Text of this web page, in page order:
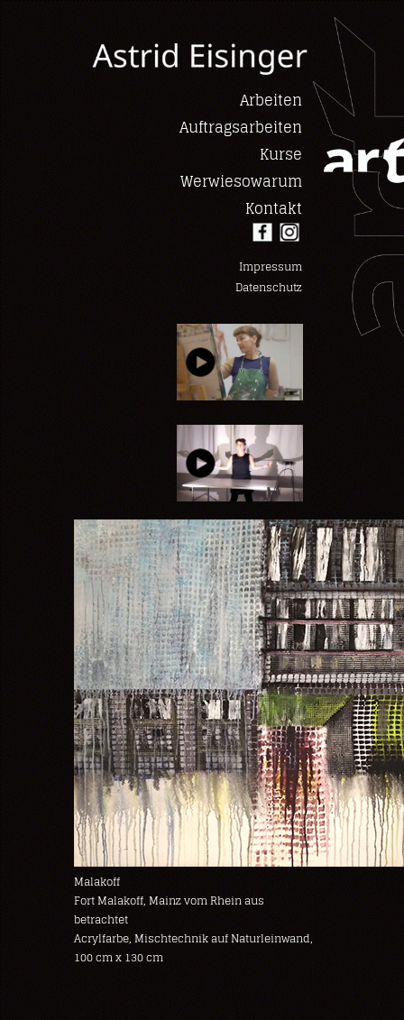
Arbeiten
Auftragsarbeiten
Kurse
Werwiesowarum
Kontakt
Impressum
Datenschutz
Malakoff
Fort Malakoff, Mainz vom Rhein aus
betrachtet
Acrylfarbe, Mischtechnik auf Naturleinwand,
100 cm x 130 cm